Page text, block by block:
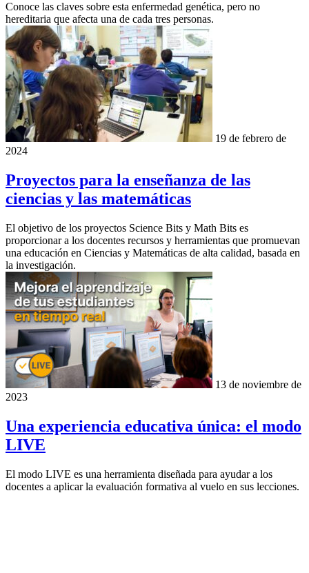
Conoce las claves sobre esta enfermedad genética, pero no
hereditaria que afecta una de cada tres personas.
19 de febrero de
2024
Proyectos para la enseñanza de las
ciencias y las matemáticas
El objetivo de los proyectos Science Bits y Math Bits es
proporcionar a los docentes recursos y herramientas que promuevan
una educación en Ciencias y Matemáticas de alta calidad, basada en
la investigación.
13 de noviembre de
2023
Una experiencia educativa única: el modo
LIVE
El modo LIVE es una herramienta diseñada para ayudar a los
docentes a aplicar la evaluación formativa al vuelo en sus lecciones.